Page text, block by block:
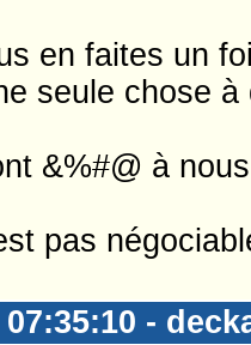
en faites un
seule chose à
&%#@ à
pas
07:35:10 -